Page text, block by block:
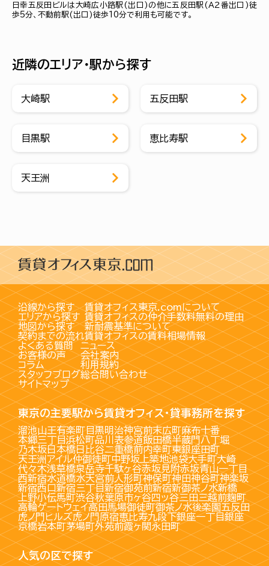
日幸五反田ビルは大崎広小路駅(出口)の他に五反田駅(Ａ２番出口)徒
歩5分、不動前駅(出口)徒歩10分で利用も可能です。
近隣のエリア・駅から探す
大崎駅 五反田駅
目黒駅 恵比寿駅
天王洲
沿線から探す
エリアから探す
地図から探す
契約までの流れ
賃貸オフィス東京.comについて
賃貸オフィスの仲介手数料無料の理由
新耐震基準について
賃貸オフィスの賃料相場情報
よくある質問
お客様の声
コラム
スタッフブログ
サイトマップ
ニュース
会社案内
利用規約
総合問い合わせ
東京の主要駅から賃貸オフィス・貸事務所を探す
溜池山王有楽町目黒明治神宮前末広町麻布十番
本郷三丁目浜松町品川 表参道飯田橋半蔵門八丁堀
乃木坂日本橋日比谷二重橋前内幸町東銀座田町
天王洲アイル仲御徒町中野坂上築地池袋大手町大崎
代々木浅草橋泉岳寺千駄ヶ谷赤坂見附赤坂青山一丁目
西新宿水道橋水天宮前人形町神保町神田神谷町神楽坂
新宿西口新宿三丁目新宿御苑前新宿新御茶ノ水新橋
上野小伝馬町渋谷秋葉原市ヶ谷四ッ谷三田三越前麹町
高輪ゲートウェイ高田馬場御徒町御茶ノ水後楽園五反田
虎ノ門ヒルズ虎ノ門原宿恵比寿九段下銀座一丁目銀座
京橋岩本町茅場町外苑前霞ヶ関永田町
人気の区で探す